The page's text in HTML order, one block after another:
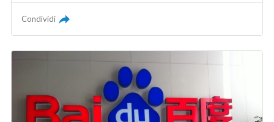
Condividi